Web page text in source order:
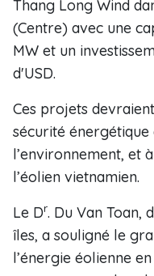
Thang Long Wind
(Centre) avec une
MW et un
d'USD.
Ces projets
sécurité
l’environnement, et
l’éolien vietnamien.
Le Dr. Du Van Toan,
îles, a souligné le
l’énergie éolienne